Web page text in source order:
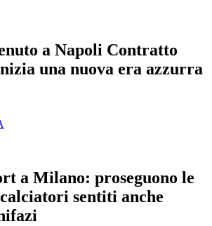
a Napoli Contratto
una nuova era azzurra
a Milano: proseguono le
sentiti anche